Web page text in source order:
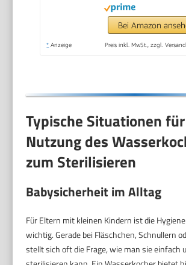
beleuchtet,
edelstahl matt
Bei Amazon
* Anzeige Preis inkl. MwSt., zzgl.
Typische Situationen
Nutzung des
zum Sterilisieren
Babysicherheit im Alltag
Für Eltern mit kleinen Kindern ist die
wichtig. Gerade bei Fläschchen, Schnullern
stellt sich oft die Frage, wie man sie einfach